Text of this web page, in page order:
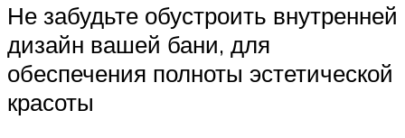
Не забудьте обустроить внутренней
дизайн вашей бани, для
обеспечения полноты эстетической
красоты